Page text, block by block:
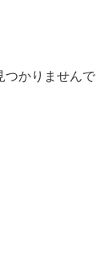
つかりませんで